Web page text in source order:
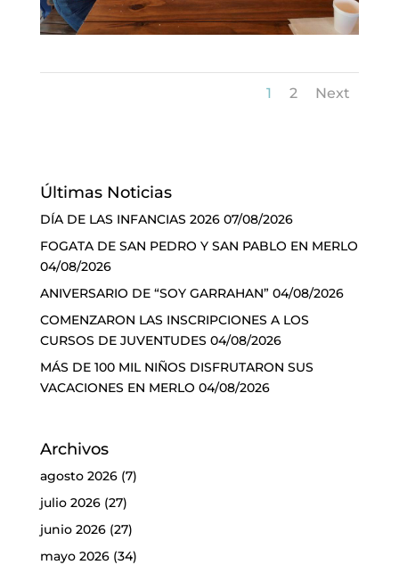
1 2 Next
Últimas Noticias
DÍA DE LAS INFANCIAS 2026 07/08/2026
FOGATA DE SAN PEDRO Y SAN PABLO EN MERLO
04/08/2026
ANIVERSARIO DE “SOY GARRAHAN” 04/08/2026
COMENZARON LAS INSCRIPCIONES A LOS
CURSOS DE JUVENTUDES 04/08/2026
MÁS DE 100 MIL NIÑOS DISFRUTARON SUS
VACACIONES EN MERLO 04/08/2026
Archivos
agosto 2026(7)
julio 2026(27)
junio 2026(27)
mayo 2026(34)